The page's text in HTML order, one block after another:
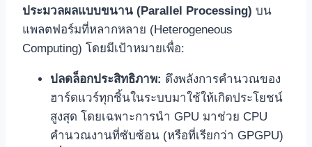
ประมวลผลแบบขนาน (Parallel Processing) บน
แพลตฟอร์มที่หลากหลาย (Heterogeneous
Computing) โดยมีเป้าหมายเพื่อ:
ปลดล็อกประสิทธิภาพ: ดึงพลังการคำนวณของ
ฮาร์ดแวร์ทุกชิ้นในระบบมาใช้ให้เกิดประโยชน์
สูงสุด โดยเฉพาะการนำ GPU มาช่วย CPU
คำนวณงานที่ซับซ้อน (หรือที่เรียกว่า GPGPU)